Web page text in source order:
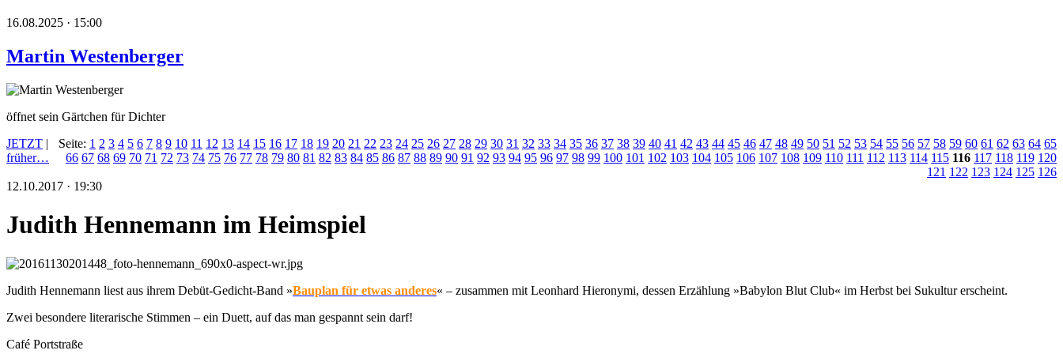
16.08.2025 · 15:00
Martin Westenberger
öffnet sein Gärtchen für Dichter
JETZT |
früher…
Seite: 1 2 3 4 5 6 7 8 9 10 11 12 13 14 15 16 17 18 19 20 21 22 23 24 25 26 27 28 29 30 31 32 33 34 35 36 37 38 39 40 41 42 43 44 45 46 47 48 49 50 51 52 53 54 55 56 57 58 59 60 61 62 63 64 65
66 67 68 69 70 71 72 73 74 75 76 77 78 79 80 81 82 83 84 85 86 87 88 89 90 91 92 93 94 95 96 97 98 99 100 101 102 103 104 105 106 107 108 109 110 111 112 113 114 115 116 117 118 119 120
121 122 123 124 125 126
12.10.2017 · 19:30
Judith Hennemann im Heimspiel
Judith Hennemann liest aus ihrem Debüt-Gedicht-Band »Bauplan für etwas anderes« – zusammen mit Leonhard Hieronymi, dessen Erzählung »Babylon Blut Club« im Herbst bei Sukultur erscheint.
Zwei besondere literarische Stimmen – ein Duett, auf das man gespannt sein darf!
Café Portstraße